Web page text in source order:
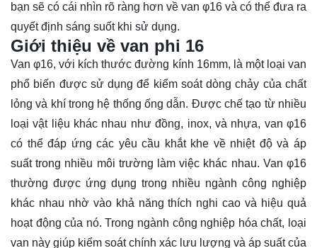
bạn sẽ có cái nhìn rõ ràng hơn về van φ16 và có thể đưa ra
quyết định sáng suốt khi sử dụng.
Giới thiệu về van phi 16
Van φ16, với kích thước đường kính 16mm, là một loại van
phổ biến được sử dụng để kiểm soát dòng chảy của chất
lỏng và khí trong hệ thống ống dẫn. Được chế tạo từ nhiều
loại vật liệu khác nhau như đồng, inox, và nhựa, van φ16
có thể đáp ứng các yêu cầu khắt khe về nhiệt độ và áp
suất trong nhiều môi trường làm việc khác nhau. Van φ16
thường được ứng dụng trong nhiều ngành công nghiệp
khác nhau nhờ vào khả năng thích nghi cao và hiệu quả
hoạt động của nó. Trong ngành công nghiệp hóa chất, loại
van này giúp kiểm soát chính xác lưu lượng và áp suất của